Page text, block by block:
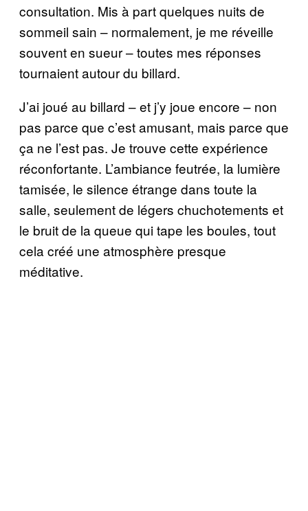
consultation. Mis à part quelques nuits de
sommeil sain – normalement, je me réveille
souvent en sueur – toutes mes réponses
tournaient autour du billard.
J’ai joué au billard – et j’y joue encore – non
pas parce que c’est amusant, mais parce que
ça ne l’est pas. Je trouve cette expérience
réconfortante. L’ambiance feutrée, la lumière
tamisée, le silence étrange dans toute la
salle, seulement de légers chuchotements et
le bruit de la queue qui tape les boules, tout
cela créé une atmosphère presque
méditative.